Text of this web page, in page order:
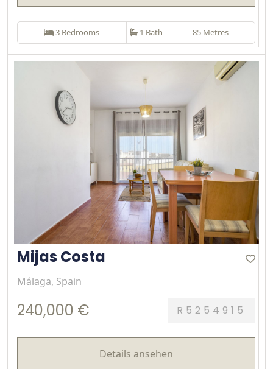
3 Bedrooms 1 Bath 85 Metres
Mijas Costa
Málaga, Spain
240,000 € R5254915
Details ansehen